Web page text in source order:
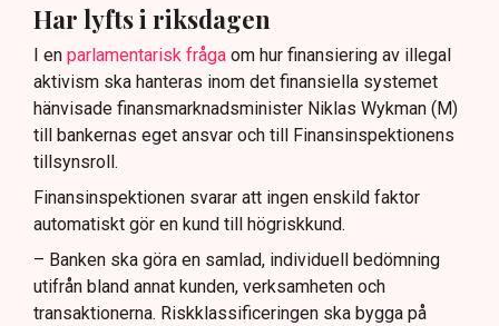
Har lyfts i riksdagen
I en parlamentarisk fråga om hur finansiering av illegal
aktivism ska hanteras inom det finansiella systemet
hänvisade finansmarknadsminister Niklas Wykman (M)
till bankernas eget ansvar och till Finansinspektionens
tillsynsroll.
Finansinspektionen svarar att ingen enskild faktor
automatiskt gör en kund till högriskkund.
– Banken ska göra en samlad, individuell bedömning
utifrån bland annat kunden, verksamheten och
transaktionerna. Riskklassificeringen ska bygga på